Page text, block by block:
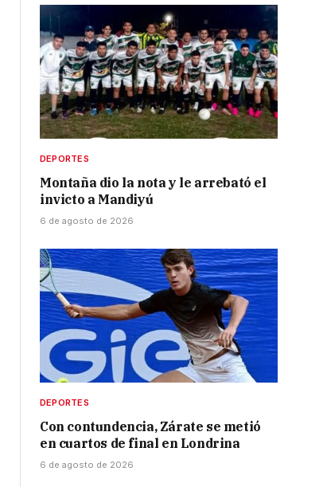
DEPORTES
Montaña dio la nota y le arrebató el
invicto a Mandiyú
6 de agosto de 2026
DEPORTES
Con contundencia, Zárate se metió
en cuartos de final en Londrina
6 de agosto de 2026